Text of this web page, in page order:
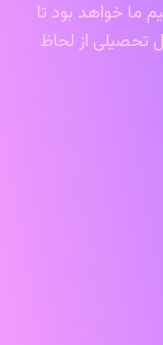
ما خواهد بود تا
تحصیلی از لحاظ